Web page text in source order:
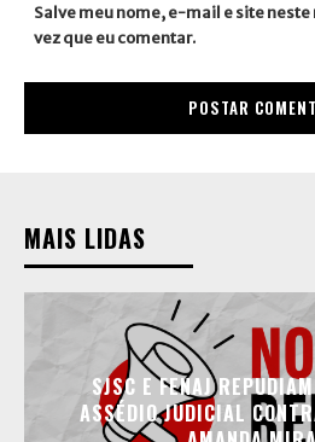
Salve meu nome, e-mail e site
vez que eu comentar.
MAIS LIDAS
SJSC E FENAJ
ASSÉDIO JUDICIAL